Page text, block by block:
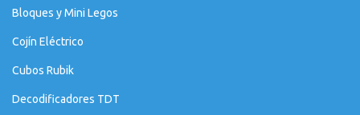
Bloques y Mini Legos
Cojín Eléctrico
Cubos Rubik
Decodificadores TDT